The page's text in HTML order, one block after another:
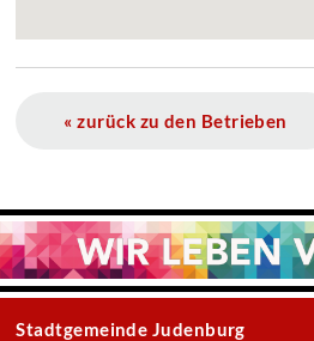
« zurück zu den Betrieben
Stadtgemeinde Judenburg